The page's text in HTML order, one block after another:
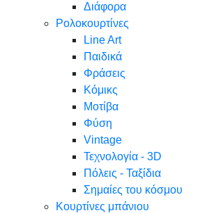
Διάφορα
Ρολοκουρτίνες
Line Art
Παιδικά
Φράσεις
Κόμικς
Μοτίβα
Φύση
Vintage
Τεχνολογία - 3D
Πόλεις - Ταξίδια
Σημαίες του κόσμου
Κουρτίνες μπάνιου